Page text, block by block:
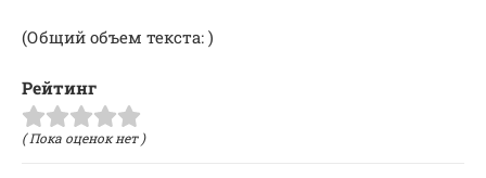
(Общий объем текста: )
Рейтинг
( Пока оценок нет )